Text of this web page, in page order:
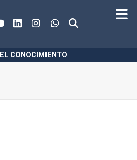
CONOCIMIENTO